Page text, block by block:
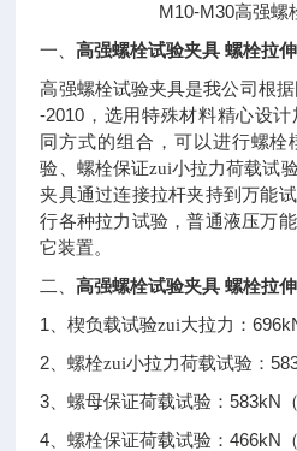
M10-M30高强螺
一、高强螺栓试验夹具 螺栓拉
高强螺栓试验夹具是我公司根
-2010 ，选用特殊材料精心设
同方式的组合，可以进行螺
验、螺栓保证zui小拉力荷载试
夹具通过连接拉杆夹持到万能
行各种拉力试验，普通液压万
它装置。
二、高强螺栓试验夹具 螺栓拉
1 、楔负载试验zui大拉力：
2 、螺栓zui小拉力荷载试验：
3 、螺母保证荷载试验：583kN （
4 、螺栓保证荷载试验：466kN （